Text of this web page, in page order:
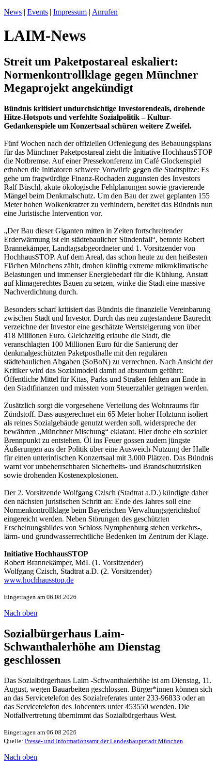
News | Events | Impressum | Anrufen
LAIM-News
Streit um Paketpostareal eskaliert:
Normenkontrollklage gegen Münchner
Megaprojekt angekündigt
Bündnis kritisiert undurchsichtige Investorendeals, drohende
Hitze-Hotspots und verfehlte Sozialpolitik – Kultur-
Gedankenspiele um Konzertsaal schüren weitere Zweifel.
Fünf Wochen nach der offiziellen Offenlegung des Bebauungsplans
für das Münchner Paketpostareal zieht die Initiative HochhausSTOP
die Notbremse. Auf einer Pressekonferenz im Café Glockenspiel
erhoben die Initiatoren schwere Vorwürfe gegen die Stadtspitze: Es
gehe um fragwürdige Finanz-Rochaden zugunsten des Investors
Ralf Büschl, akute ökologische Fehlplanungen sowie gravierende
Mängel beim Denkmalschutz. Um den Bau der zwei geplanten 155
Meter hohen Wolkenkratzer zu verhindern, bereitet das Bündnis nun
eine Juristische Intervention vor.
„Der Bau dieser Giganten mitten in Zeiten fortschreitender
Erderwärmung ist ein städtebaulicher Sündenfall“, betonte Robert
Brannekämper, Landtagsabgeordneter und 1. Vorsitzender von
HochhausSTOP. Auf dem Areal, das schon heute zu den heißesten
Flächen Münchens zählt, drohen künftig extreme mikroklimatische
Belastungen und immenser Energiebedarf für die Kühlung. Anstatt
auf klimagerechtes Bauen zu setzen, winke die Stadt eine massive
Nachverdichtung durch.
Besonders scharf kritisiert das Bündnis die finanzielle Vereinbarung
zwischen Stadt und Investor. Durch das neu zugestandene Baurecht
verzeichne der Investor eine geschätzte Wertsteigerung von über
418 Millionen Euro. Gleichzeitig erlaube die Stadt, die
veranschlagten 100 Millionen Euro für die Sanierung der
denkmalgeschützten Paketposthalle mit den regulären
städtebaulichen Abgaben (SoBoN) zu verrechnen. Nach Ansicht der
Kritiker wird das Sozialmodell damit ad absurdum geführt:
Öffentliche Mittel für Kitas, Parks und Straßen fehlten am Ende in
den Stadtfinanzen und müssten vom Steuerzahler getragen werden.
Zusätzlich sorgt die vorgesehene Verteilung des Wohnraums für
Zündstoff. Dass ausgerechnet ein 65 Meter hoher Holzturm isoliert
als reines Sozialgebäude genutzt werden soll, widerspreche der
bewährten „Münchner Mischung“ eklatant. Hier drohe ein sozialer
Brennpunkt zu entstehen. Öl ins Feuer gossen zudem jüngste
Äußerungen aus der Politik über eine Ausweich-Nutzung der Halle
für einen unterirdischen Konzertsaal mit 3.000 Plätzen. Das Bündnis
warnt vor unbeherrschbaren Sicherheits- und Brandschutzrisiken
sowie drohenden Kostenexplosionen.
Der 2. Vorsitzende Wolfgang Czisch (Stadtrat a.D.) kündigte daher
den nächsten juristischen Schritt an: Ende des Jahres soll eine
Normenkontrollklage beim Bayerischen Verwaltungsgerichtshof
eingereicht werden. Neben Störungen des geschützten
Erscheinungsbildes von Schloss Nymphenburg stehen verkehrs-,
lärm- und grundwasserrechtliche Bedenken im Zentrum der Klage.
Initiative HochhausSTOP
Robert Brannekämper, MdL (1. Vorsitzender)
Wolfgang Czisch, Stadtrat a.D. (2. Vorsitzender)
www.hochhausstop.de
Eingetragen am 06.08.2026
Nach oben
Sozialbürgerhaus Laim-
Schwanthalerhöhe am Dienstag
geschlossen
Das Sozialbürgerhaus Laim -Schwanthalerhöhe ist am Dienstag, 11.
August, wegen Bauarbeiten geschlossen. Bürger*innen können sich
an das Servicetelefon des Sozialreferates unter 233-96833 oder an
das Servicetelefon des Jobcenters unter 453550 wenden. Die
Notfallvertretung übernimmt das Sozialbürgerhaus West.
Eingetragen am 06.08.2026
Quelle: Presse- und Informationsamt der Landeshauptstadt München
Nach oben